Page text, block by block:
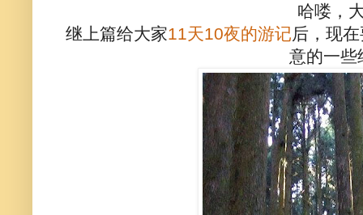
哈喽，
继上篇给大家11天10夜的游记后，现
意的一些